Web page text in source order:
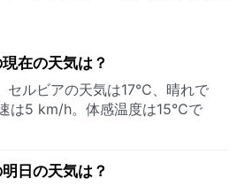
在の天気は？
セルビアの天気は17°C、晴れで
は5 km/h。体感温度は15°Cで
日の天気は？